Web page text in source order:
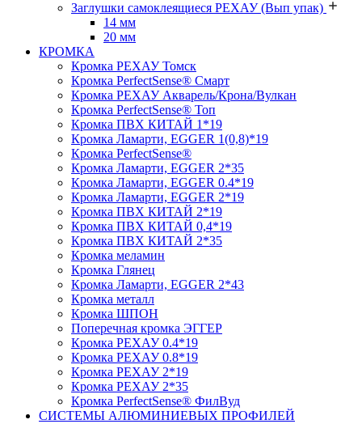
Заглушки самоклеящиеся РЕХАУ (Вып упак)
14 мм
20 мм
КРОМКА
Кромка PЕХАУ Томск
Кромка PerfectSense® Смарт
Кромка PЕХАУ Акварель/Крона/Вулкан
Кромка PerfectSense® Топ
Кромка ПВХ КИТАЙ 1*19
Кромка Ламарти, EGGER 1(0,8)*19
Кромка PerfectSense®
Кромка Ламарти, EGGER 2*35
Кромка Ламарти, EGGER 0.4*19
Кромка Ламарти, EGGER 2*19
Кромка ПВХ КИТАЙ 2*19
Кромка ПВХ КИТАЙ 0,4*19
Кромка ПВХ КИТАЙ 2*35
Кромка меламин
Кромка Глянец
Кромка Ламарти, EGGER 2*43
Кромка металл
Кромка ШПОН
Поперечная кромка ЭГГЕР
Кромка PЕХАУ 0.4*19
Кромка PЕХАУ 0.8*19
Кромка PЕХАУ 2*19
Кромка PЕХАУ 2*35
Кромка PerfectSense® ФилВуд
СИСТЕМЫ АЛЮМИНИЕВЫХ ПРОФИЛЕЙ